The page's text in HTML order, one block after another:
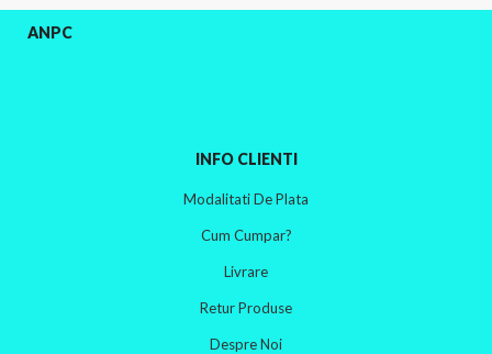
ANPC
INFO CLIENTI
Modalitati De Plata
Cum Cumpar?
Livrare
Retur Produse
Despre Noi